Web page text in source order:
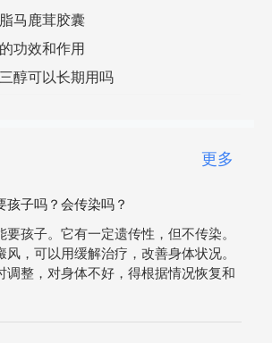
马鹿茸胶囊
功效和作用
醇可以长期用吗
更多
孩子吗？会传染吗？
要孩子。它有一定遗传性，但不传染。
风，可以用缓解治疗，改善身体状况。
调整，对身体不好，得根据情况恢复和